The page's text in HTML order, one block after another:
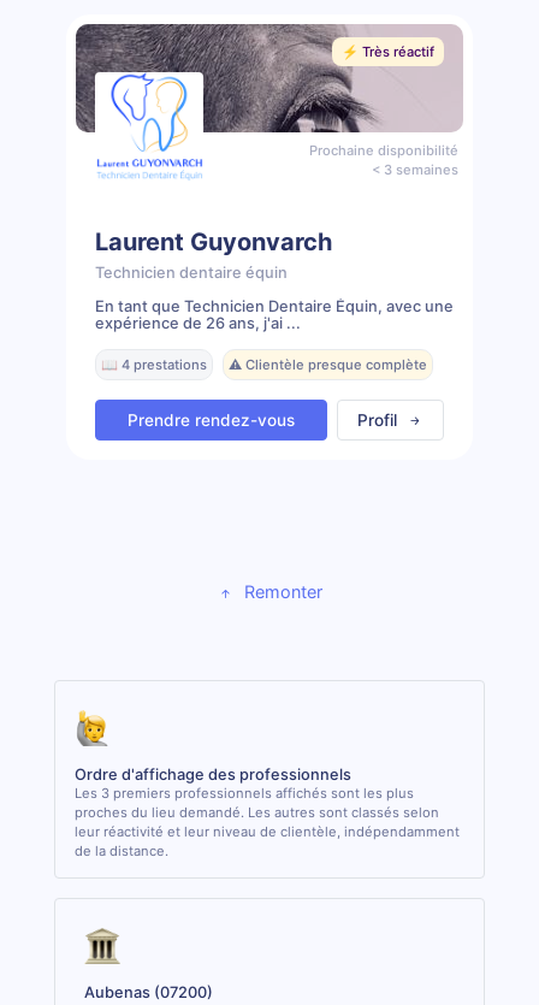
⚡️ Très réactif
Prochaine disponibilité
< 3 semaines
Laurent Guyonvarch
Technicien dentaire équin
En tant que Technicien Dentaire Équin, avec une
expérience de 26 ans, j'ai ...
📖 4 prestations ⚠️ Clientèle presque complète
Prendre rendez-vous Profil
Remonter
Ordre d'affichage des professionnels
Les 3 premiers professionnels affichés sont les plus
proches du lieu demandé. Les autres sont classés selon
leur réactivité et leur niveau de clientèle, indépendamment
de la distance.
Aubenas (07200)